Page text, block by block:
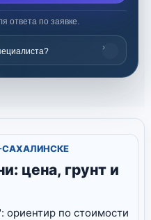
ответа по заявке.
›
цена, грунт и
ориентир по стоимости